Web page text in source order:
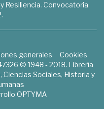
Resiliencia. Convocatoria
generales
Cookies
© 1948 - 2018. Librería
Sociales, Historia y
OPTYMA